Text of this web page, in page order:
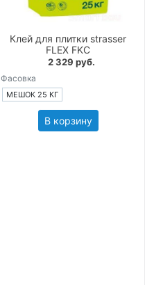
Клей для плитки strasser
FLEX FKC
2 329 руб.
Фасовка
МЕШОК 25 КГ
В корзину